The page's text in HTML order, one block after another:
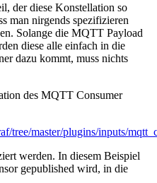
der diese Konstellation so
man nirgends spezifizieren
Solange die MQTT Payload
diese alle einfach in die
dazu kommt, muss nichts
des MQTT Consumer
tree/master/plugins/inputs/
werden. In diesem Beispiel
gepublished wird, in die